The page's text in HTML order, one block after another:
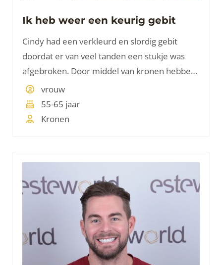
Ik heb weer een keurig gebit
Cindy had een verkleurd en slordig gebit
doordat er van veel tanden een stukje was
afgebroken. Door middel van kronen hebben
we dit hersteld. Cindy wilde graag natuurlijke
kleur tanden die goed bij haar leeftijd past.
vrouw
55-65 jaar
Kronen